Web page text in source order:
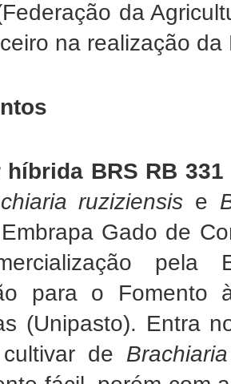
da
na realização da
híbrida BRS RB
ruziziensis e
Gado de
para o Fomento
(Unipasto). Entra
de Brachiaria